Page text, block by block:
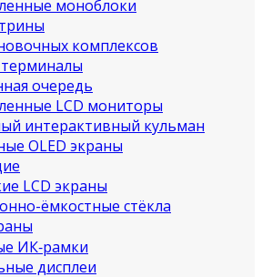
моноблоки
комплексов
очередь
LCD мониторы
интерактивный кульман
OLED экраны
LCD экраны
ёмкостные стёкла
ИК‑рамки
дисплеи